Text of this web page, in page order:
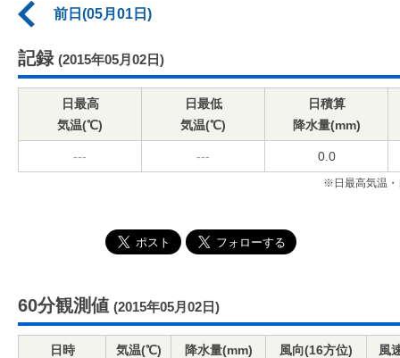
前日(05月01日)
記録 (2015年05月02日)
日最高
気温(℃)
日最低
気温(℃)
日積算
降水量(mm)
--- --- 0.0
※日最高気温・
60分観測値 (2015年05月02日)
日時 気温(℃) 降水量(mm) 風向(16方位) 風